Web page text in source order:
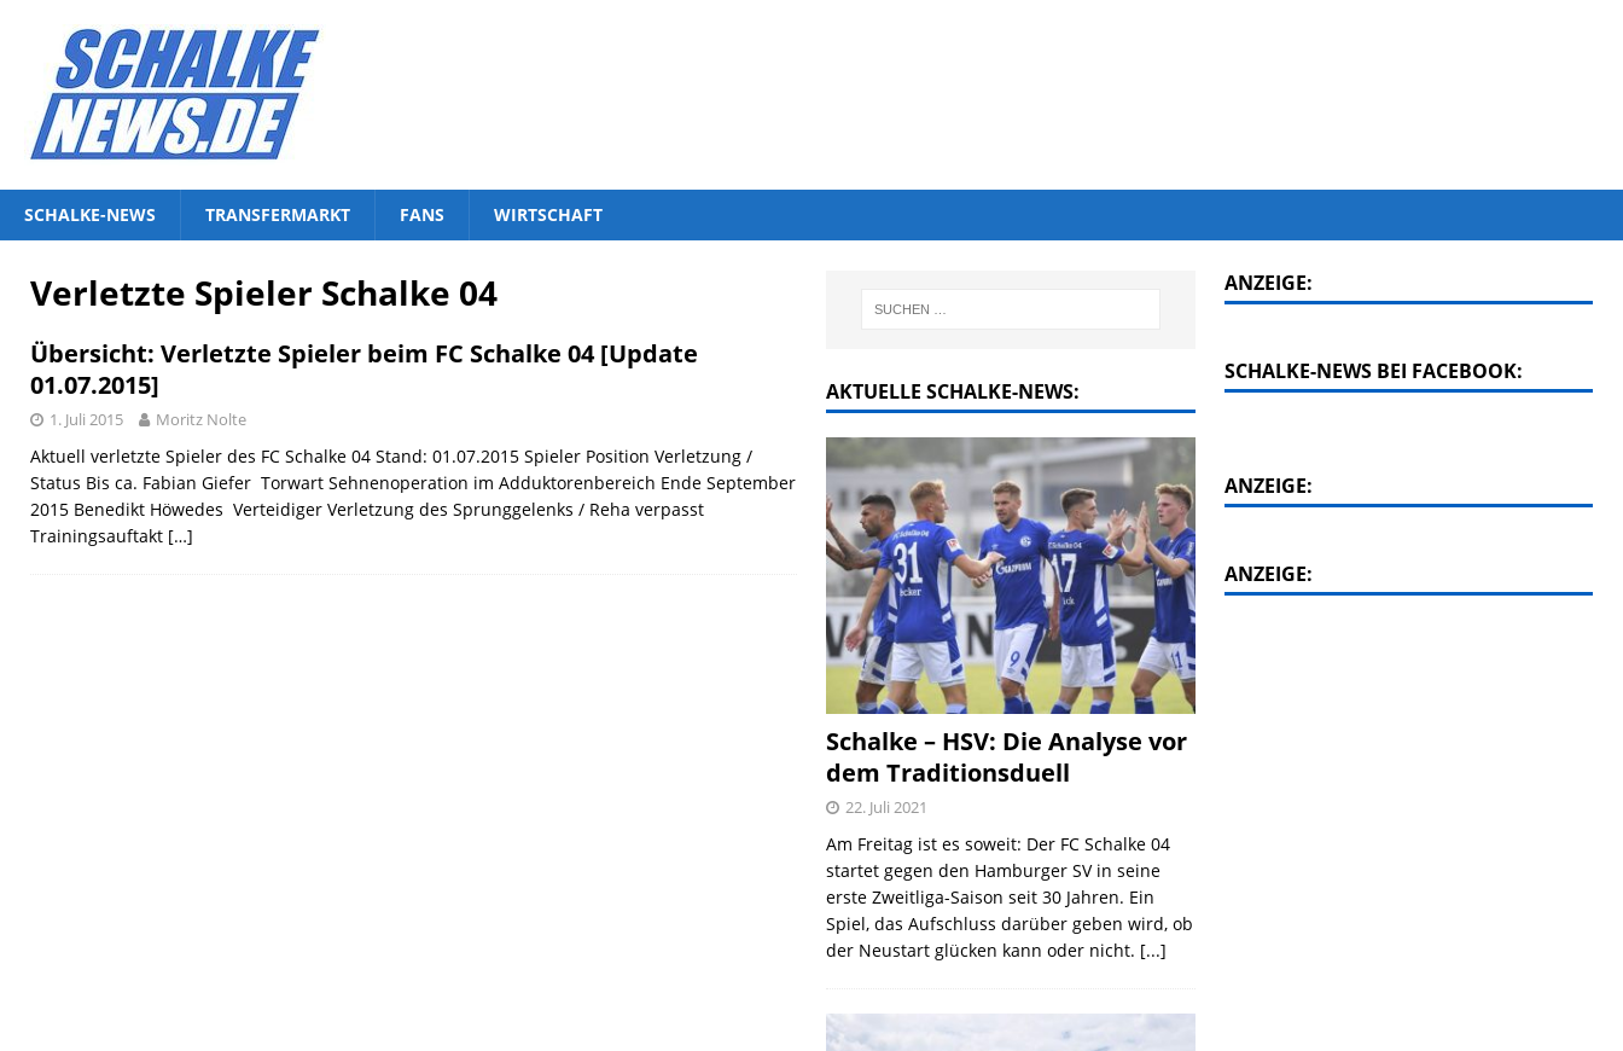
SCHALKE-NEWS TRANSFERMARKT FANS WIRTSCHAFT
Verletzte Spieler Schalke 04
Übersicht: Verletzte Spieler beim FC Schalke 04 [Update
01.07.2015]
1. Juli 2015 Moritz Nolte
Aktuell verletzte Spieler des FC Schalke 04 Stand: 01.07.2015 Spieler Position Verletzung /
Status Bis ca. Fabian Giefer Torwart Sehnenoperation im Adduktorenbereich Ende September
2015 Benedikt Höwedes Verteidiger Verletzung des Sprunggelenks / Reha verpasst
Trainingsauftakt […]
AKTUELLE SCHALKE-NEWS:
Schalke – HSV: Die Analyse vor
dem Traditionsduell
22. Juli 2021
Am Freitag ist es soweit: Der FC Schalke 04
startet gegen den Hamburger SV in seine
erste Zweitliga-Saison seit 30 Jahren. Ein
Spiel, das Aufschluss darüber geben wird, ob
der Neustart glücken kann oder nicht. [...]
ANZEIGE:
SCHALKE-NEWS BEI FACEBOOK:
ANZEIGE:
ANZEIGE: